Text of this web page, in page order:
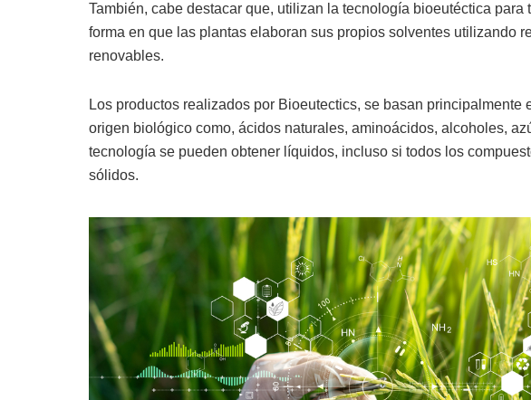
También, cabe destacar que, utilizan la tecnología bioeutéctica para
forma en que las plantas elaboran sus propios solventes utilizando
renovables.
Los productos realizados por Bioeutectics, se basan principalmente
origen biológico como, ácidos naturales, aminoácidos, alcoholes,
tecnología se pueden obtener líquidos, incluso si todos los
sólidos.